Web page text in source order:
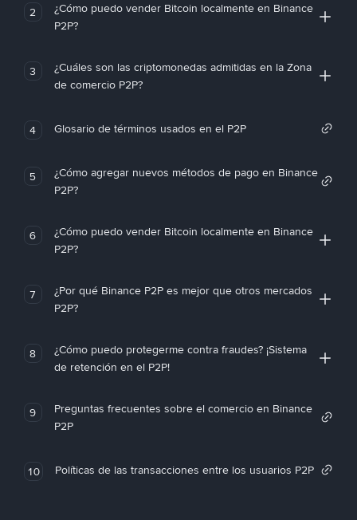
2
¿Cómo puedo vender Bitcoin localmente en Binance
P2P?
3
¿Cuáles son las criptomonedas admitidas en la Zona
de comercio P2P?
4 Glosario de términos usados en el P2P
5
¿Cómo agregar nuevos métodos de pago en Binance
P2P?
6
¿Cómo puedo vender Bitcoin localmente en Binance
P2P?
7
¿Por qué Binance P2P es mejor que otros mercados
P2P?
8
¿Cómo puedo protegerme contra fraudes? ¡Sistema
de retención en el P2P!
9
Preguntas frecuentes sobre el comercio en Binance
P2P
10 Políticas de las transacciones entre los usuarios P2P